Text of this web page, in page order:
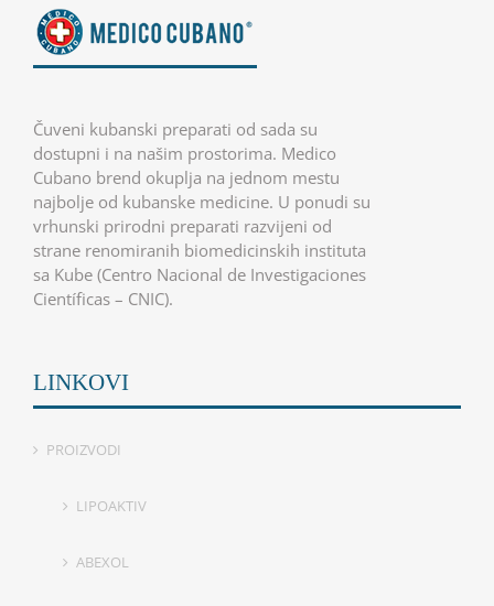
Čuveni kubanski preparati od sada su
dostupni i na našim prostorima. Medico
Cubano brend okuplja na jednom mestu
najbolje od kubanske medicine. U ponudi su
vrhunski prirodni preparati razvijeni od
strane renomiranih biomedicinskih instituta
sa Kube (Centro Nacional de Investigaciones
Científicas – CNIC).
LINKOVI
PROIZVODI
LIPOAKTIV
ABEXOL